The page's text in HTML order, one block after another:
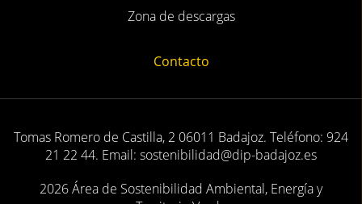
Zona de descargas
Contacto
Tomas Romero de Castilla, 2 06011 Badajoz. Teléfono: 924
21 22 44. Email: sostenibilidad@dip-badajoz.es
2026 Área de Sostenibilidad Ambiental, Energía y